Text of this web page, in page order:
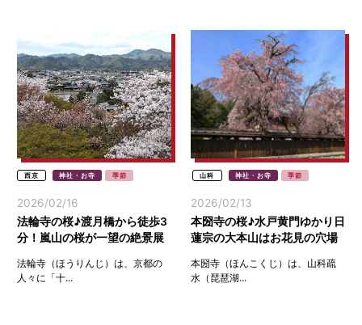
西京 神社・お寺 季節
2026/02/16
法輪寺の桜♪渡月橋から徒歩3
分！嵐山の桜が一望の絶景展
法輪寺（ほうりんじ）は、京都の
人々に「十...
山科 神社・お寺 季節
2026/02/13
本圀寺の桜♪水戸黄門ゆかり日
蓮宗の大本山はお花見の穴場
本圀寺（ほんこくじ）は、山科疏
水（琵琶湖...